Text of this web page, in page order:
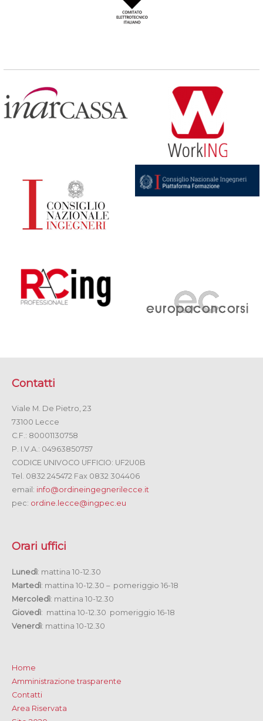
Contatti
Viale M. De Pietro, 23
73100 Lecce
C.F.: 80001130758
P. I.V.A.: 04963850757
CODICE UNIVOCO UFFICIO: UF2U0B
Tel. 0832 245472 Fax 0832 304406
email: info@ordineingegnerilecce.it
pec: ordine.lecce@ingpec.eu
Orari uffici
Lunedì: mattina 10-12.30
Martedì: mattina 10-12.30 – pomeriggio 16-18
Mercoledì: mattina 10-12.30
Giovedì: mattina 10-12.30 pomeriggio 16-18
Venerdì: mattina 10-12.30
Home
Amministrazione trasparente
Contatti
Area Riservata